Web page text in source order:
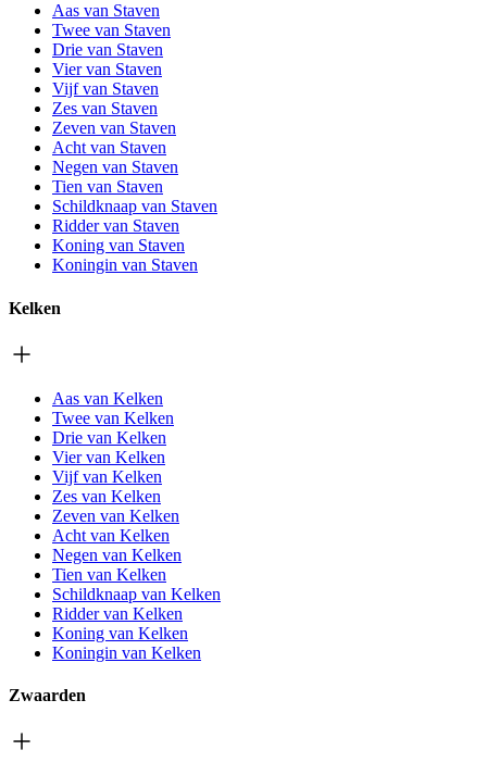
Aas van Staven
Twee van Staven
Drie van Staven
Vier van Staven
Vijf van Staven
Zes van Staven
Zeven van Staven
Acht van Staven
Negen van Staven
Tien van Staven
Schildknaap van Staven
Ridder van Staven
Koning van Staven
Koningin van Staven
Kelken
Aas van Kelken
Twee van Kelken
Drie van Kelken
Vier van Kelken
Vijf van Kelken
Zes van Kelken
Zeven van Kelken
Acht van Kelken
Negen van Kelken
Tien van Kelken
Schildknaap van Kelken
Ridder van Kelken
Koning van Kelken
Koningin van Kelken
Zwaarden